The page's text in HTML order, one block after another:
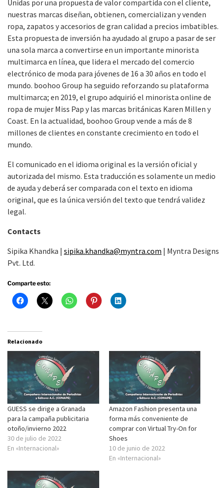
Unidas por una propuesta de valor compartida con el cliente,
nuestras marcas diseñan, obtienen, comercializan y venden
ropa, zapatos y accesorios de gran calidad a precios imbatibles.
Esta propuesta de inversión ha ayudado al grupo a pasar de ser
una sola marca a convertirse en un importante minorista
multimarca en línea, que lidera el mercado del comercio
electrónico de moda para jóvenes de 16 a 30 años en todo el
mundo. boohoo Group ha seguido reforzando su plataforma
multimarca; en 2019, el grupo adquirió el minorista online de
ropa de mujer Miss Pap y las marcas británicas Karen Millen y
Coast. En la actualidad, boohoo Group vende a más de 8
millones de clientes en constante crecimiento en todo el
mundo.
El comunicado en el idioma original es la versión oficial y
autorizada del mismo. Esta traducción es solamente un medio
de ayuda y deberá ser comparada con el texto en idioma
original, que es la única versión del texto que tendrá validez
legal.
Contacts
Sipika Khandka | sipika.khandka@myntra.com | Myntra Designs
Pvt. Ltd.
Comparte esto:
Relacionado
GUESS se dirige a Granada
para la campaña publicitaria
otoño/invierno 2022
30 de julio de 2022
En «Internacional»
Amazon Fashion presenta una
forma más conveniente de
comprar con Virtual Try-On for
Shoes
10 de junio de 2022
En «Internacional»